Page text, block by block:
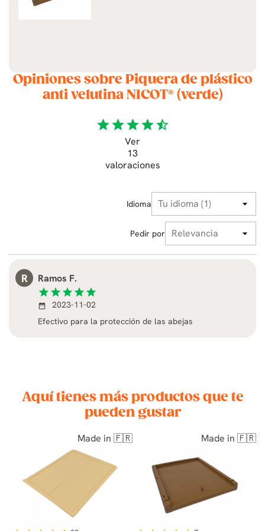
Opiniones sobre Piquera de plástico
anti velutina NICOT® (verde)
starstarstarstarstar_half
Ver
13
valoraciones
Idioma
Pedir por
R Ramos F.
star star star star star
date_range
2023-11-02
Efectivo para la protección de las abejas
Aquí tienes más productos que te
pueden gustar
Made in 🇫🇷 Made in 🇫🇷